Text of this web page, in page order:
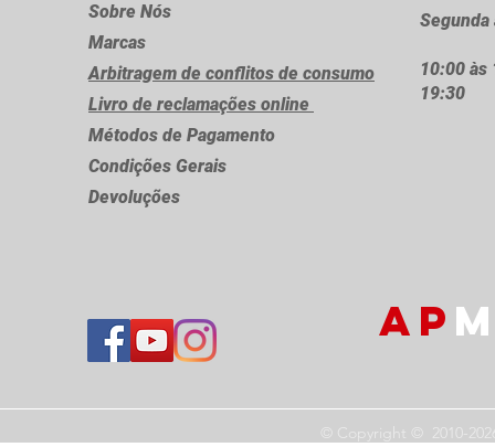
Sobre Nós
Marcas
Arbitragem de conflitos de consumo
Livro de reclamações online
Métodos de Pagamento
Condições Gerais
Devoluções
Segunda
10:00 às
19:30
AP
© Copyright © 2010-